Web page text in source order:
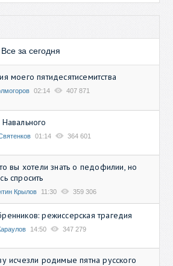
Все за сегодня
моего пятидесятисемитства
02:14 407 871
01:14 364 601
вы хотели знать о педофилии, но
спросить
Крылов 11:30 359 306
режиссерская трагедия
14:50 347 279
исчезли родимые пятна русского